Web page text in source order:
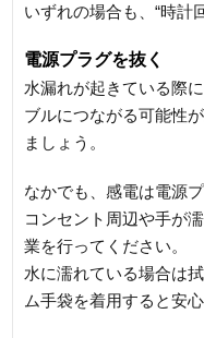
いずれの場合も、“時計
電源プラグを抜く
水漏れが起きている際
ブルにつながる可能性
ましょう。
なかでも、感電は電源
コンセント周辺や手が
業を行ってください。
水に濡れている場合は
ム手袋を着用すると安心